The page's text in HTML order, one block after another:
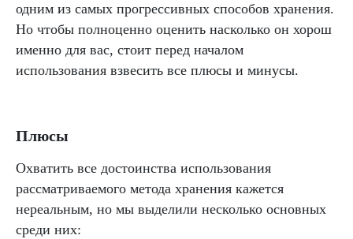
одним из самых прогрессивных способов хранения.
Но чтобы полноценно оценить насколько он хорош
именно для вас, стоит перед началом
использования взвесить все плюсы и минусы.
Плюсы
Охватить все достоинства использования
рассматриваемого метода хранения кажется
нереальным, но мы выделили несколько основных
среди них: